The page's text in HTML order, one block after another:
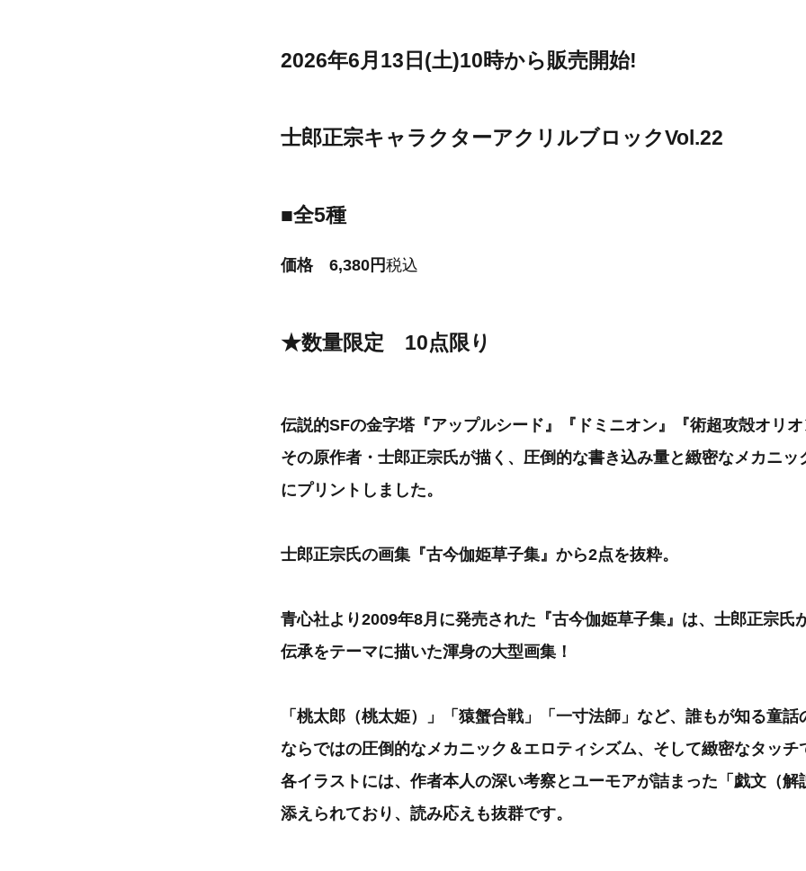
2026年6月13日(土)10時から販売開始!
士郎正宗キャラクターアクリルブロックVol.22
■全5種
価格 6,380円税込
★数量限定 10点限り
伝説的SFの金字塔『アップルシード』『ドミニオン』『術超攻殻オリ
その原作者・士郎正宗氏が描く、圧倒的な書き込み量と緻密なメカニッ
にプリントしました。
士郎正宗氏の画集『古今伽姫草子集』から2点を抜粋。
青心社より2009年8月に発売された『古今伽姫草子集』は、士郎正宗氏
伝承をテーマに描いた渾身の大型画集！
「桃太郎（桃太姫）」「猿蟹合戦」「一寸法師」など、誰もが知る童
ならではの圧倒的なメカニック＆エロティシズム、そして緻密なタッチ
各イラストには、作者本人の深い考察とユーモアが詰まった「戯文（解
添えられており、読み応えも抜群です。